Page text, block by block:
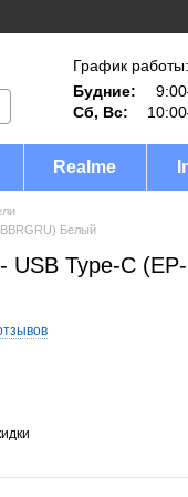
График работы:
Будние:
Сб, Вс:
Realme
Белый
USB Type-C